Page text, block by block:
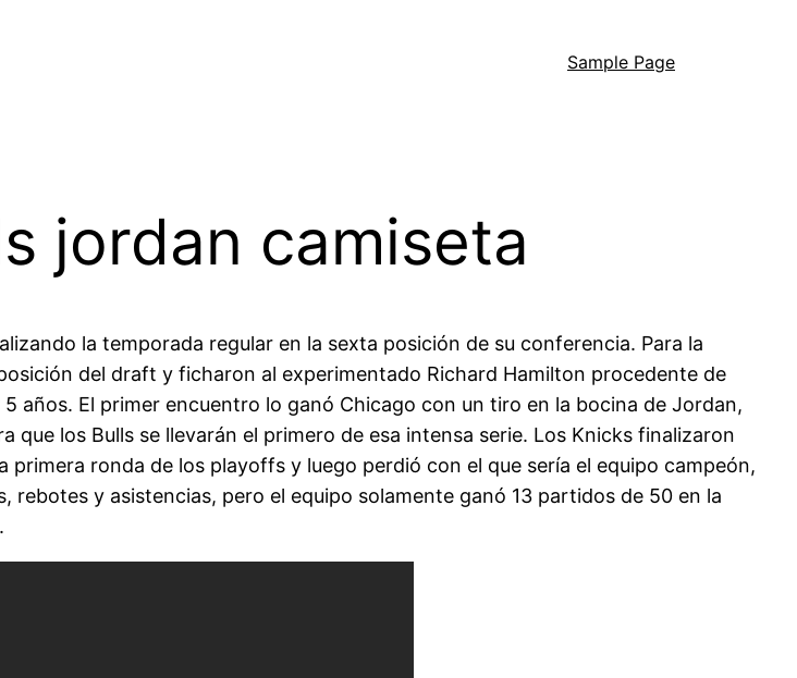
Sample Page
jordan camiseta
la temporada regular en la sexta posición de su conferencia. Para la
del draft y ficharon al experimentado Richard Hamilton procedente de
años. El primer encuentro lo ganó Chicago con un tiro en la bocina de Jordan,
que los Bulls se llevarán el primero de esa intensa serie. Los Knicks finalizaron
ronda de los playoffs y luego perdió con el que sería el equipo campeón,
y asistencias, pero el equipo solamente ganó 13 partidos de 50 en la